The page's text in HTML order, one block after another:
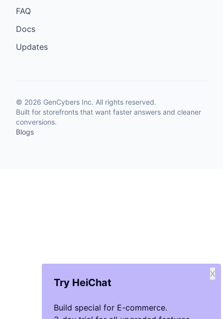
Try HeiChat
Build special for E-commerce.
X
FAQ
Docs
Updates
© 2026 GenCybers Inc. All rights reserved.
Built for storefronts that want faster answers and cleaner
conversions.
Blogs